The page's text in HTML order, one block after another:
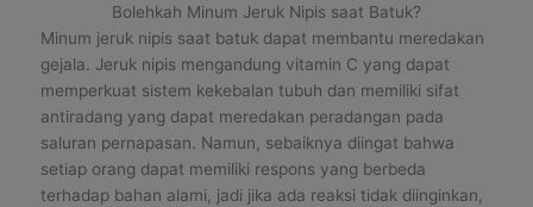
Bolehkah Minum Jeruk Nipis saat Batuk?
Minum jeruk nipis saat batuk dapat membantu meredakan
gejala. Jeruk nipis mengandung vitamin C yang dapat
memperkuat sistem kekebalan tubuh dan memiliki sifat
antiradang yang dapat meredakan peradangan pada
saluran pernapasan. Namun, sebaiknya diingat bahwa
setiap orang dapat memiliki respons yang berbeda
terhadap bahan alami, jadi jika ada reaksi tidak diinginkan,